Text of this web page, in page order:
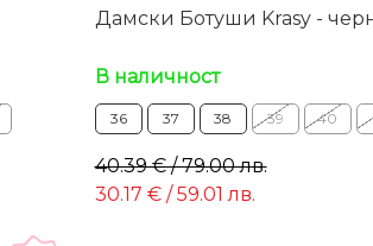
Дамски Ботуши Krasy -
В наличност
36 37 38 39 40
40.39 € / 79.00 лв.
30.17 € / 59.01 лв.